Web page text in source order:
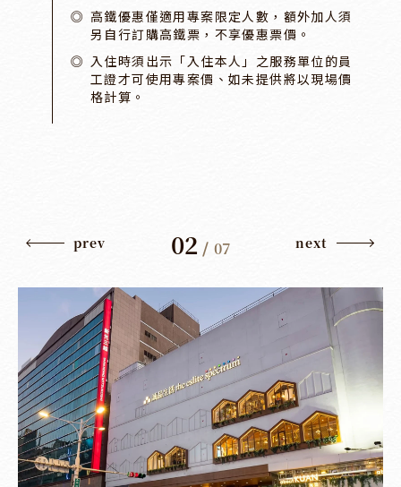
高鐵優惠僅適用專案限定人數，額外加人須
另自行訂購高鐵票，不享優惠票價。
入住時須出示「入住本人」之服務單位的員
工證才可使用專案價、如未提供將以現場價
格計算。
prev 02 /07 next